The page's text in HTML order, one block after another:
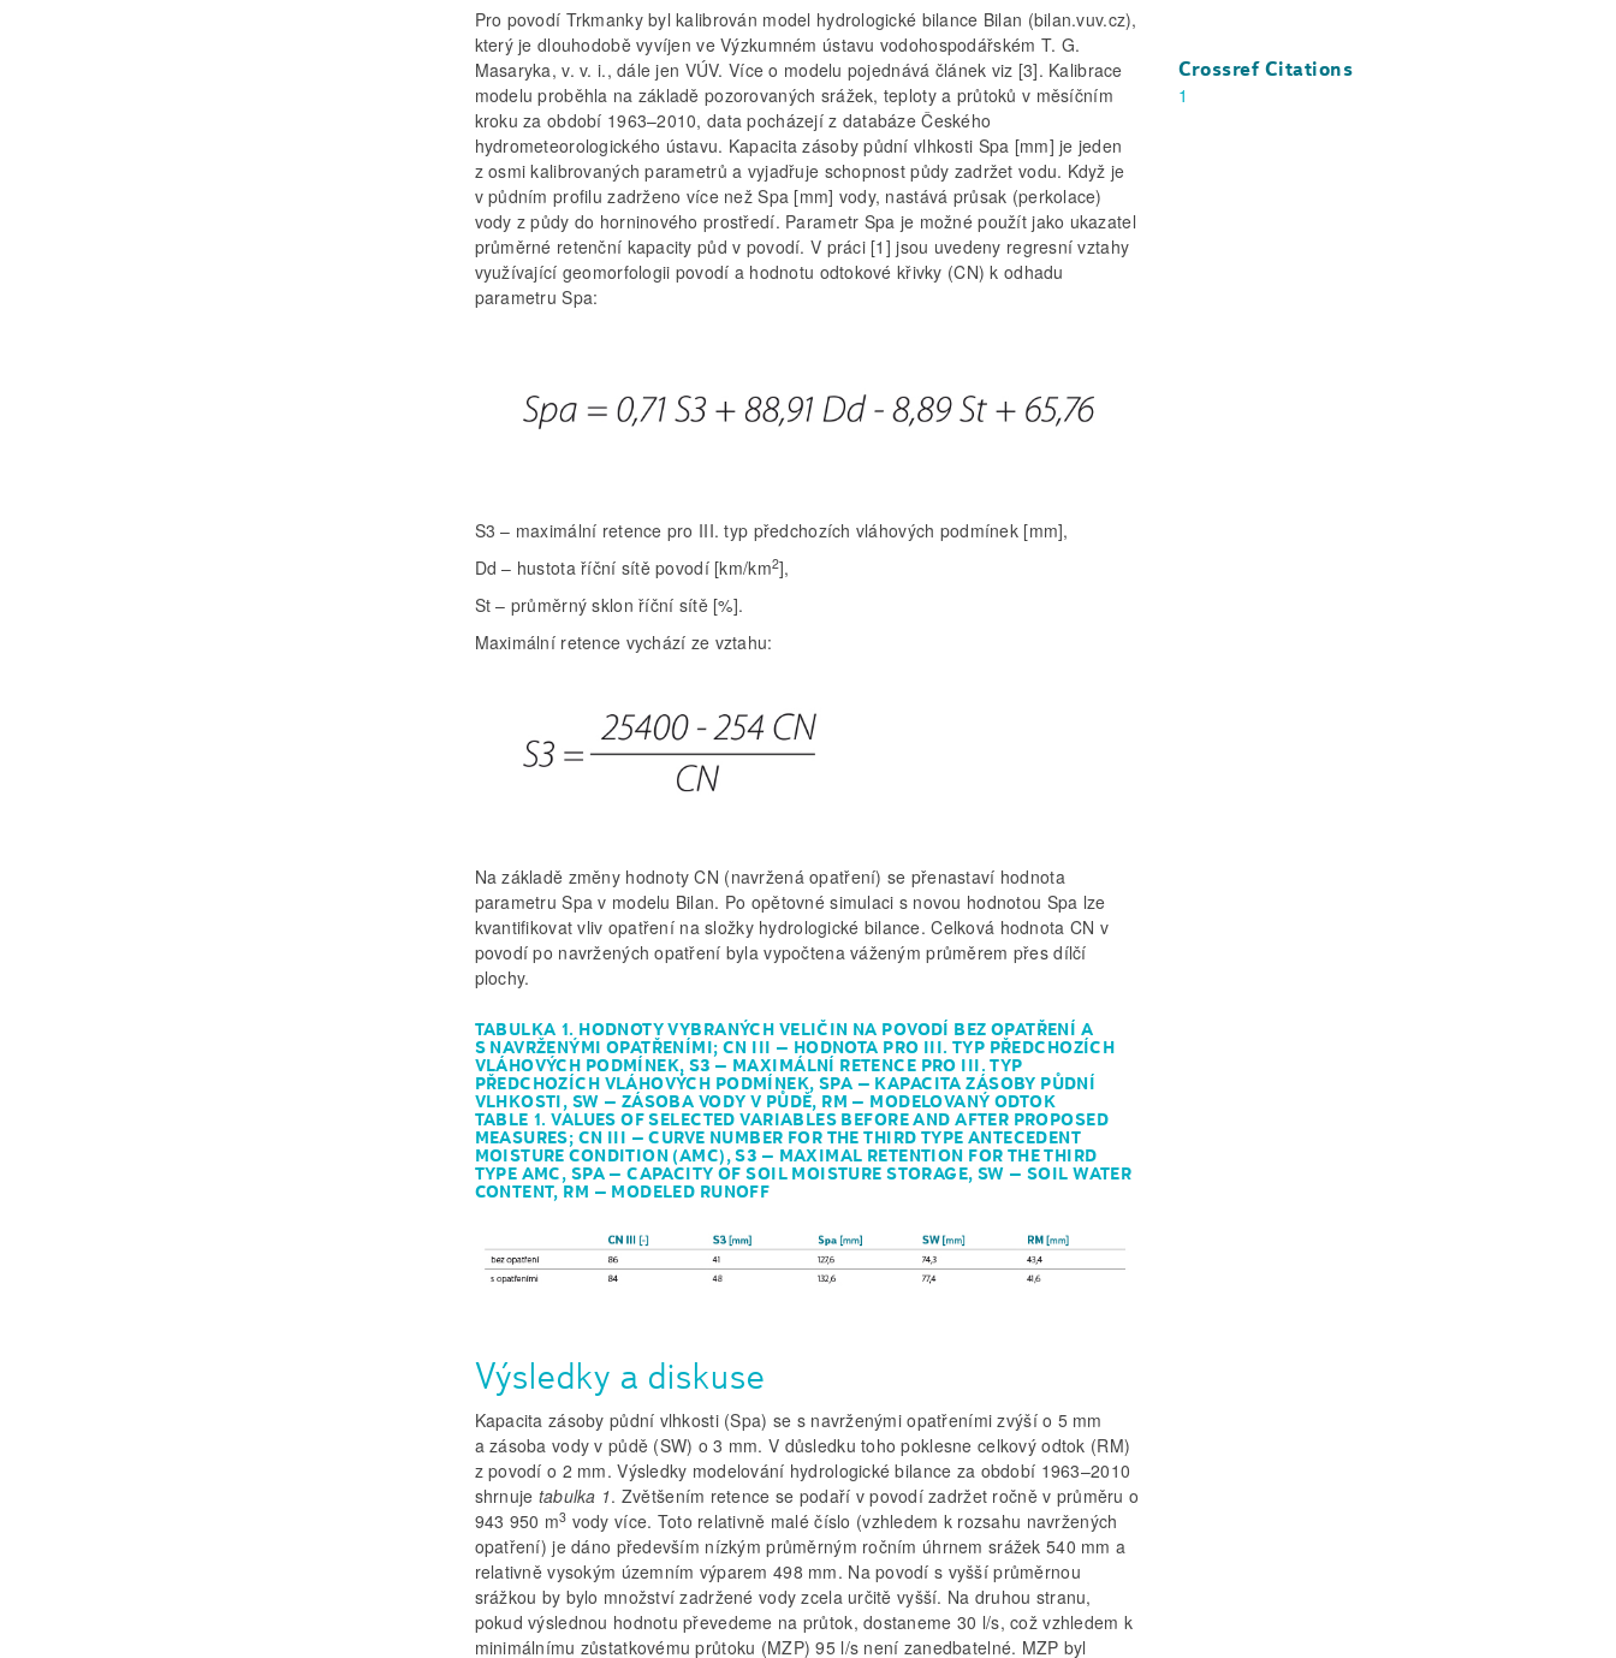
Pro povodí Trkmanky byl kalibrován model hydrologické bilance Bilan (bilan.vuv.cz),
který je dlouhodobě vyvíjen ve Výzkumném ústavu vodohospodářském T. G.
Masaryka, v. v. i., dále jen VÚV. Více o modelu pojednává článek viz [3]. Kalibrace
modelu proběhla na základě pozorovaných srážek, teploty a průtoků v měsíčním
kroku za období 1963–2010, data pocházejí z databáze Českého
hydrometeorologického ústavu. Kapacita zásoby půdní vlhkosti Spa [mm] je jeden
z osmi kalibrovaných parametrů a vyjadřuje schopnost půdy zadržet vodu. Když je
v půdním profilu zadrženo více než Spa [mm] vody, nastává průsak (perkolace)
vody z půdy do horninového prostředí. Parametr Spa je možné použít jako ukazatel
průměrné retenční kapacity půd v povodí. V práci [1] jsou uvedeny regresní vztahy
využívající geomorfologii povodí a hodnotu odtokové křivky (CN) k odhadu
parametru Spa:
S3 – maximální retence pro III. typ předchozích vláhových podmínek [mm],
Dd – hustota říční sítě povodí [km/km2],
St – průměrný sklon říční sítě [%].
Maximální retence vychází ze vztahu:
Na základě změny hodnoty CN (navržená opatření) se přenastaví hodnota
parametru Spa v modelu Bilan. Po opětovné simulaci s novou hodnotou Spa lze
kvantifikovat vliv opatření na složky hydrologické bilance. Celková hodnota CN v
povodí po navržených opatření byla vypočtena váženým průměrem přes dílčí
plochy.
TABULKA 1. HODNOTY VYBRANÝCH VELIČIN NA POVODÍ BEZ OPATŘENÍ A
S NAVRŽENÝMI OPATŘENÍMI; CN III – HODNOTA PRO III. TYP PŘEDCHOZÍCH
VLÁHOVÝCH PODMÍNEK, S3 – MAXIMÁLNÍ RETENCE PRO III. TYP
PŘEDCHOZÍCH VLÁHOVÝCH PODMÍNEK, SPA – KAPACITA ZÁSOBY PŮDNÍ
VLHKOSTI, SW – ZÁSOBA VODY V PŮDĚ, RM – MODELOVANÝ ODTOK
TABLE 1. VALUES OF SELECTED VARIABLES BEFORE AND AFTER PROPOSED
MEASURES; CN III – CURVE NUMBER FOR THE THIRD TYPE ANTECEDENT
MOISTURE CONDITION (AMC), S3 – MAXIMAL RETENTION FOR THE THIRD
TYPE AMC, SPA – CAPACITY OF SOIL MOISTURE STORAGE, SW – SOIL WATER
CONTENT, RM – MODELED RUNOFF
Výsledky a diskuse
Kapacita zásoby půdní vlhkosti (Spa) se s navrženými opatřeními zvýší o 5 mm
a zásoba vody v půdě (SW) o 3 mm. V důsledku toho poklesne celkový odtok (RM)
z povodí o 2 mm. Výsledky modelování hydrologické bilance za období 1963–2010
shrnuje tabulka 1. Zvětšením retence se podaří v povodí zadržet ročně v průměru o
943 950 m3 vody více. Toto relativně malé číslo (vzhledem k rozsahu navržených
opatření) je dáno především nízkým průměrným ročním úhrnem srážek 540 mm a
relativně vysokým územním výparem 498 mm. Na povodí s vyšší průměrnou
srážkou by bylo množství zadržené vody zcela určitě vyšší. Na druhou stranu,
pokud výslednou hodnotu převedeme na průtok, dostaneme 30 l/s, což vzhledem k
minimálnímu zůstatkovému průtoku (MZP) 95 l/s není zanedbatelné. MZP byl
Crossref Citations
1